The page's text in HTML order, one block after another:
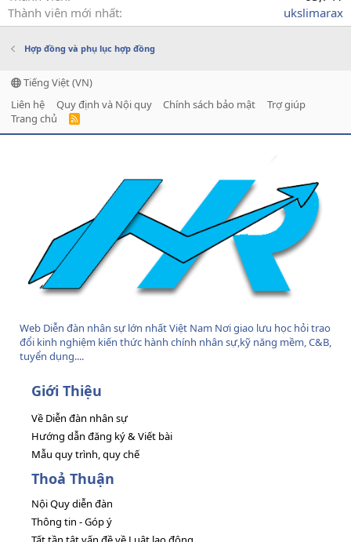
Thành viên mới nhất
ukslimarax
Hợp đồng và phụ lục hợp đồng
Tiếng Việt (VN)
Liên hệ
Quy định và Nội quy Chính sách bảo mật
Trợ giúp
Trang chủ
R
Web Diễn đàn nhân sự lớn nhất Việt Nam Nơi giao lưu học hỏi trao
đổi kinh nghiệm kiến thức hành chính nhân sự,kỹ năng mềm, C&B,
tuyển dụng....
Giới Thiệu
Về Diễn đàn nhân sự
Hướng dẫn đăng ký & Viết bài
Mẫu quy trình, quy chế
Thoả Thuận
Nội Quy diễn đàn
Thông tin - Góp ý